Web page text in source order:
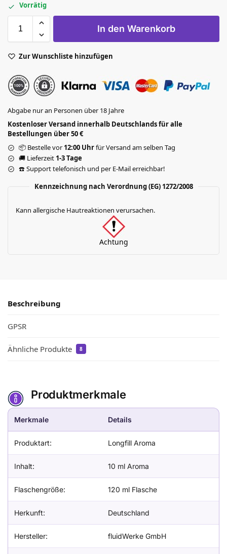
Vorrätig
In den Warenkorb
Zur Wunschliste hinzufügen
Abgabe nur an Personen über 18 Jahre
Kostenloser Versand innerhalb Deutschlands für alle
Bestellungen über 50 €
📦 Bestelle vor12:00 Uhrfür Versand am selben Tag
🚚 Lieferzeit 1-3 Tage
☎️ Support telefonisch und per E-Mail erreichbar!
Kennzeichnung nach Verordnung (EG) 1272/2008
Kann allergische Hautreaktionen verursachen.
Achtung
Beschreibung
GPSR
Ähnliche Produkte 8
Produktmerkmale
Merkmale Details
Produktart: Longfill Aroma
Inhalt: 10 ml Aroma
Flaschengröße: 120 ml Flasche
Herkunft: Deutschland
Hersteller: fluidWerke GmbH